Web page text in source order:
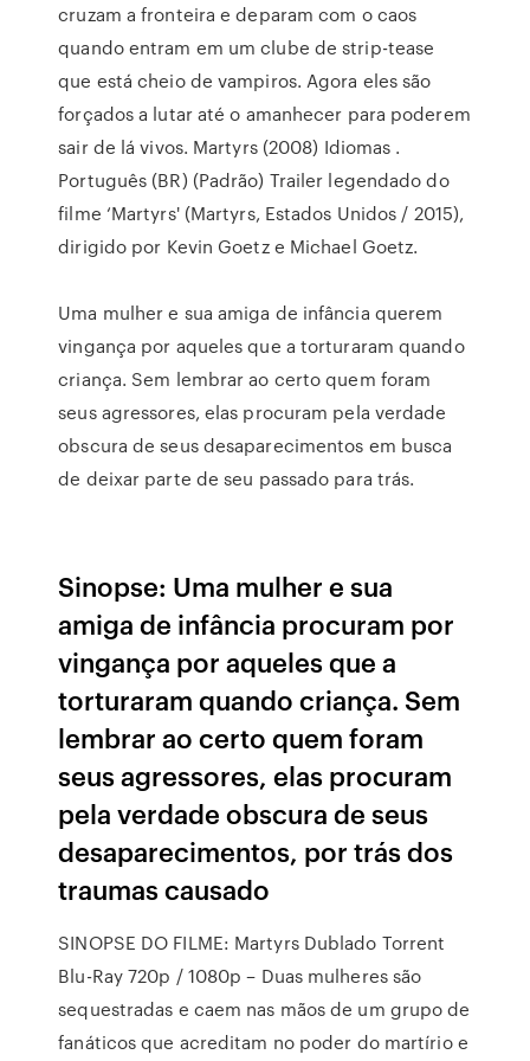
cruzam a fronteira e deparam com o caos
quando entram em um clube de strip-tease
que está cheio de vampiros. Agora eles são
forçados a lutar até o amanhecer para poderem
sair de lá vivos. Martyrs (2008) Idiomas .
Português (BR) (Padrão) Trailer legendado do
filme ‘Martyrs' (Martyrs, Estados Unidos / 2015),
dirigido por Kevin Goetz e Michael Goetz.
Uma mulher e sua amiga de infância querem
vingança por aqueles que a torturaram quando
criança. Sem lembrar ao certo quem foram
seus agressores, elas procuram pela verdade
obscura de seus desaparecimentos em busca
de deixar parte de seu passado para trás.
Sinopse: Uma mulher e sua
amiga de infância procuram por
vingança por aqueles que a
torturaram quando criança. Sem
lembrar ao certo quem foram
seus agressores, elas procuram
pela verdade obscura de seus
desaparecimentos, por trás dos
traumas causado
SINOPSE DO FILME: Martyrs Dublado Torrent
Blu-Ray 720p / 1080p – Duas mulheres são
sequestradas e caem nas mãos de um grupo de
fanáticos que acreditam no poder do martírio e